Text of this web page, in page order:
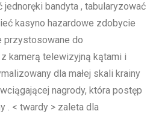
bandyta , tabularyzować
kasyno hazardowe zdobycie
przystosowane do
kamerą telewizyjną kątami i
dla małej skali krainy
nagrody, która postęp
. < twardy > zaleta dla